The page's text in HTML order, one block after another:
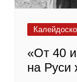
«От 40
на Руси